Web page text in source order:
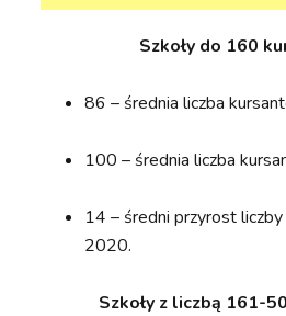
Szkoły do 160
86 – średnia liczba
100 – średnia liczba
14 – średni przyrost
2020.
Szkoły z liczbą 161-